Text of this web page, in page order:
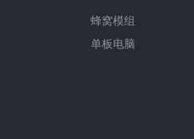
蜂窝模组
单板电脑